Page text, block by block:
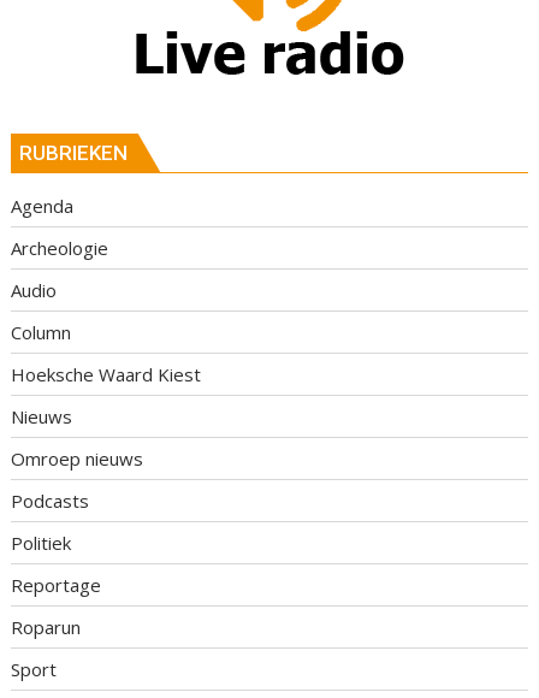
RUBRIEKEN
Agenda
Archeologie
Audio
Column
Hoeksche Waard Kiest
Nieuws
Omroep nieuws
Podcasts
Politiek
Reportage
Roparun
Sport